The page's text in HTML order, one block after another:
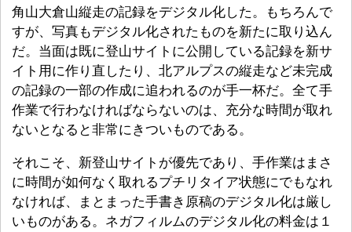
角山大倉山縦走の記録をデジタル化した。もちろんで
すが、写真もデジタル化されたものを新たに取り込ん
だ。当面は既に登山サイトに公開している記録を新サ
イト用に作り直したり、北アルプスの縦走など未完成
の記録の一部の作成に追われるのが手一杯だ。全て手
作業で行わなければならないのは、充分な時間が取れ
ないとなると非常にきついものである。
それこそ、新登山サイトが優先であり、手作業はまさ
に時間が如何なく取れるプチリタイア状態にでもなれ
なければ、まとまった手書き原稿のデジタル化は厳し
いものがある。ネガフィルムのデジタル化の料金は１